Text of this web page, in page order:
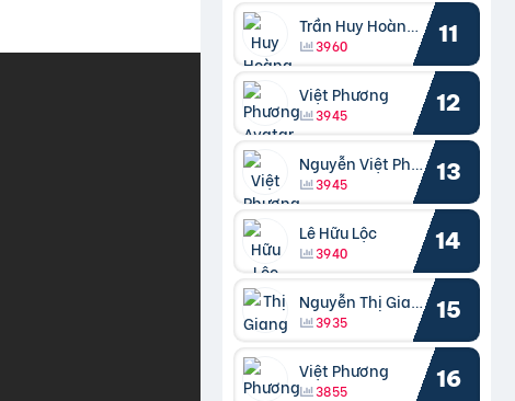
Trần Huy Hoàng Bắc
3960 11
Việt Phương
3945 12
Nguyễn Việt Phương
3945 13
Lê Hữu Lộc
3940 14
Nguyễn Thị Giang
3935 15
Việt Phương
3855 16